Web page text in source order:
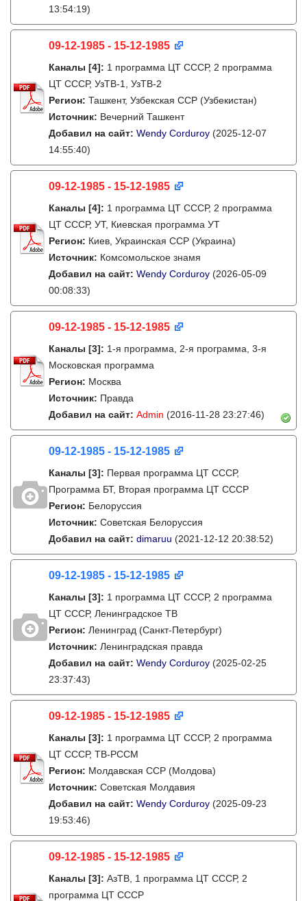
13:54:19)
09-12-1985 - 15-12-1985
Каналы [4]: 1 программа ЦТ СССР, 2 программа
ЦТ СССР, УзТВ-1, УзТВ-2
Регион: Ташкент, Узбекская ССР (Узбекистан)
Источник: Вечерний Ташкент
Добавил на сайт: Wendy Corduroy (2025-12-07
14:55:40)
09-12-1985 - 15-12-1985
Каналы [4]: 1 программа ЦТ СССР, 2 программа
ЦТ СССР, УТ, Киевская программа УТ
Регион: Киев, Украинская ССР (Украина)
Источник: Комсомольское знамя
Добавил на сайт: Wendy Corduroy (2026-05-09
00:08:33)
09-12-1985 - 15-12-1985
Каналы [3]: 1-я программа, 2-я программа, 3-я
Московская программа
Регион: Москва
Источник: Правда
Добавил на сайт: Admin (2016-11-28 23:27:46)
09-12-1985 - 15-12-1985
Каналы [3]: Первая программа ЦТ СССР,
Программа БТ, Вторая программа ЦТ СССР
Регион: Белоруссия
Источник: Советская Белоруссия
Добавил на сайт: dimaruu (2021-12-12 20:38:52)
09-12-1985 - 15-12-1985
Каналы [3]: 1 программа ЦТ СССР, 2 программа
ЦТ СССР, Ленинградское ТВ
Регион: Ленинград (Санкт-Петербург)
Источник: Ленинградская правда
Добавил на сайт: Wendy Corduroy (2025-02-25
23:37:43)
09-12-1985 - 15-12-1985
Каналы [3]: 1 программа ЦТ СССР, 2 программа
ЦТ СССР, ТВ-РССМ
Регион: Молдавская ССР (Молдова)
Источник: Советская Молдавия
Добавил на сайт: Wendy Corduroy (2025-09-23
19:53:46)
09-12-1985 - 15-12-1985
Каналы [3]: АзТВ, 1 программа ЦТ СССР, 2
программа ЦТ СССР